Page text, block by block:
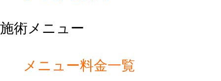
施術メニュー
メニュー料金一覧